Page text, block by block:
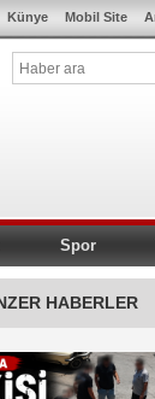
Mobil Site
Künye
Spor
HABERLER